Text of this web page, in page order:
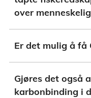
over
Er det mulig å få
Gjøres det også
karbonbinding i